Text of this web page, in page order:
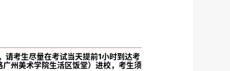
请考生尽量在考试当天提前1小时到达考
州美术学院生活区饭堂）进校，考生须